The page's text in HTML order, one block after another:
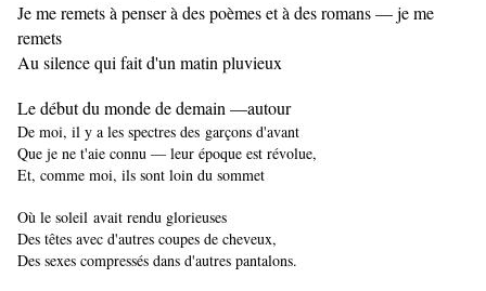
Je me remets à penser à des poèmes et à des romans — je me
remets
Au silence qui fait d'un matin pluvieux
Le début du monde de demain —autour
De moi, il y a les spectres des garçons d'avant
Que je ne t'aie connu — leur époque est révolue,
Et, comme moi, ils sont loin du sommet
Où le soleil avait rendu glorieuses
Des têtes avec d'autres coupes de cheveux,
Des sexes compressés dans d'autres pantalons.